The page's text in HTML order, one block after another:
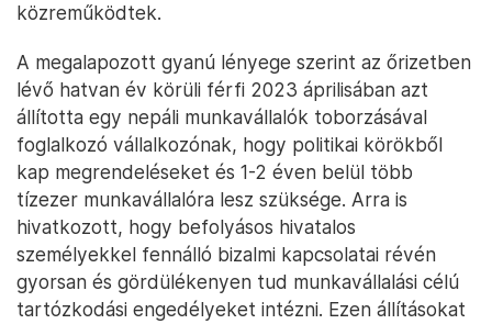
közreműködtek.
A megalapozott gyanú lényege szerint az őrizetben
lévő hatvan év körüli férfi 2023 áprilisában azt
állította egy nepáli munkavállalók toborzásával
foglalkozó vállalkozónak, hogy politikai körökből
kap megrendeléseket és 1-2 éven belül több
tízezer munkavállalóra lesz szüksége. Arra is
hivatkozott, hogy befolyásos hivatalos
személyekkel fennálló bizalmi kapcsolatai révén
gyorsan és gördülékenyen tud munkavállalási célú
tartózkodási engedélyeket intézni. Ezen állításokat